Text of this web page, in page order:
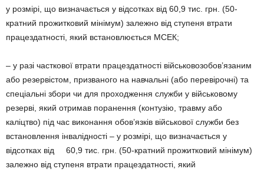
у розмірі, що визначається у відсотках від 60,9 тис. грн. (50-
кратний прожитковий мінімум) залежно від ступеня втрати
працездатності, який встановлюється МСЕК;
– у разі часткової втрати працездатності військовозобов’язаним
або резервістом, призваного на навчальні (або перевірочні) та
спеціальні збори чи для проходження служби у військовому
резерві, який отримав поранення (контузію, травму або
каліцтво) під час виконання обов’язків військової служби без
встановлення інвалідності – у розмірі, що визначається у
відсотках від 60,9 тис. грн. (50-кратний прожитковий мінімум)
залежно від ступеня втрати працездатності, який